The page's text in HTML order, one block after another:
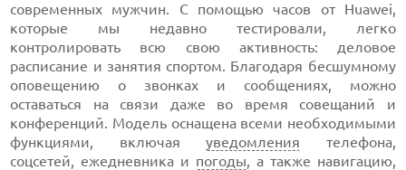
современных мужчин. С помощью часов от Huawei,
которые мы недавно тестировали, легко
контролировать всю свою активность: деловое
расписание и занятия спортом. Благодаря бесшумному
оповещению о звонках и сообщениях, можно
оставаться на связи даже во время совещаний и
конференций. Модель оснащена всеми необходимыми
функциями, включаяуведомления телефона,
соцсетей, ежедневника и погоды, а также навигацию,